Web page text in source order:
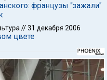
французы "зажали"
//31 декабря 2006
цвете